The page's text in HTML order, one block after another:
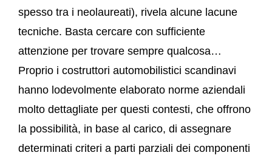
spesso tra i neolaureati), rivela alcune lacune
tecniche. Basta cercare con sufficiente
attenzione per trovare sempre qualcosa…
Proprio i costruttori automobilistici scandinavi
hanno lodevolmente elaborato norme aziendali
molto dettagliate per questi contesti, che offrono
la possibilità, in base al carico, di assegnare
determinati criteri a parti parziali dei componenti